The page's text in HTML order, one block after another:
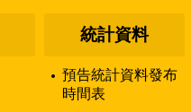
統計資料
預告統計資料發布
時間表